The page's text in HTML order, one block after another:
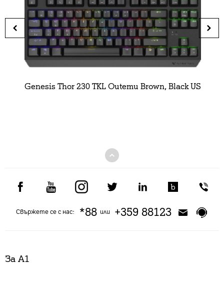
Genesis Thor 230 TKL Outemu Brown, Black US
Свържете се с нас: *88или +359 88123
За А1